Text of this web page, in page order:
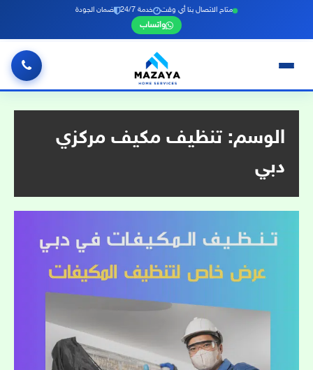
متاح الاتصال بنا أي وقت خدمة 24/7 ضمان الجودة
واتساب
الوسم: تنظيف مكيف مركزي
دبي